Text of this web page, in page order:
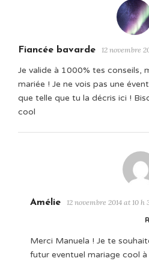
Fiancée bavarde 12 novembre
Je valide à 1000% tes conseils,
mariée ! Je ne vois pas une
que telle que tu la décris ici !
cool
Amélie 12 novembre 2014 at 10 h
Merci Manuela ! Je te
futur eventuel mariage cool à